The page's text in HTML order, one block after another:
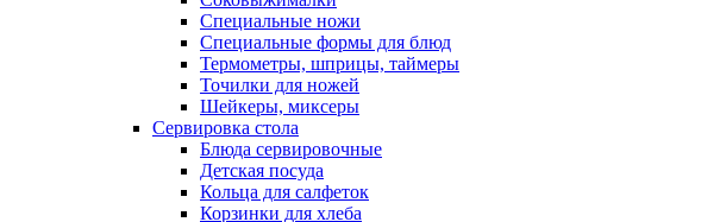
Специальные ножи
Специальные формы для блюд
Термометры, шприцы, таймеры
Точилки для ножей
Шейкеры, миксеры
Сервировка стола
Блюда сервировочные
Детская посуда
Кольца для салфеток
Корзинки для хлеба